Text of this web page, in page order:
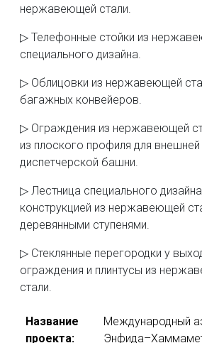
нержавеющей стали.
▷ Телефонные стойки из
специального дизайна.
▷ Облицовки из нержавеющей
багажных конвейеров.
▷ Ограждения из нержавеющей
из плоского профиля для
диспетчерской башни.
▷ Лестница специального
конструкцией из нержавеющей
деревянными ступенями.
▷ Стеклянные перегородки у
ограждения и плинтусы из
стали.
Название
проекта:
Международный